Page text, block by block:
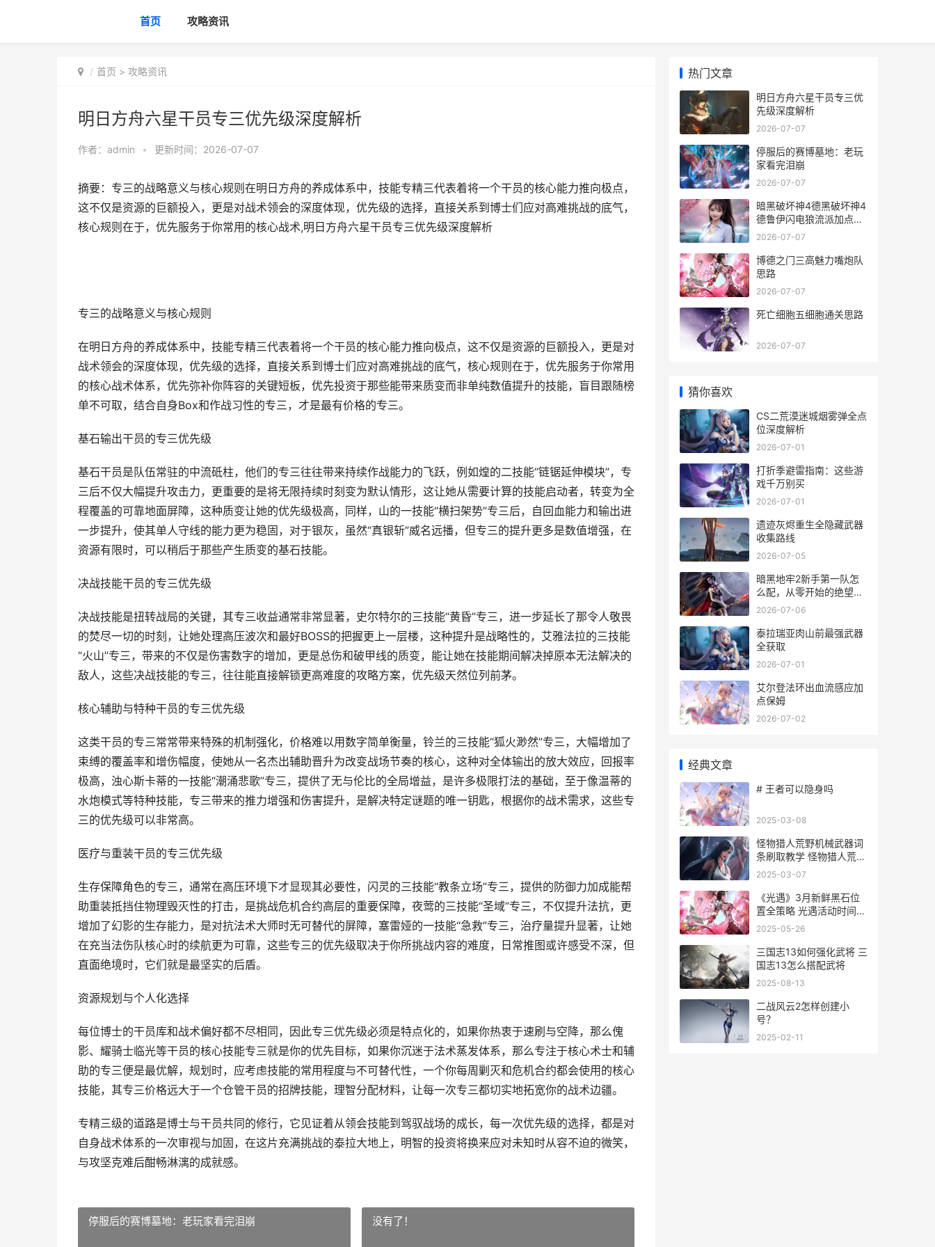
首页 攻略资讯
首页 > 攻略资讯
明日方舟六星干员专三优先级深度解析
作者： admin • 更新时间：2026-07-07
摘要：专三的战略意义与核心规则在明日方舟的养成体系中，技能专精三代表着将一个干员的核心能力推向极点，
这不仅是资源的巨额投入，更是对战术领会的深度体现，优先级的选择，直接关系到博士们应对高难挑战的底气，
核心规则在于，优先服务于你常用的核心战术,明日方舟六星干员专三优先级深度解析
专三的战略意义与核心规则
在明日方舟的养成体系中，技能专精三代表着将一个干员的核心能力推向极点，这不仅是资源的巨额投入，更是对
战术领会的深度体现，优先级的选择，直接关系到博士们应对高难挑战的底气，核心规则在于，优先服务于你常用
的核心战术体系，优先弥补你阵容的关键短板，优先投资于那些能带来质变而非单纯数值提升的技能，盲目跟随榜
单不可取，结合自身Box和作战习性的专三，才是最有价格的专三。
基石输出干员的专三优先级
基石干员是队伍常驻的中流砥柱，他们的专三往往带来持续作战能力的飞跃，例如煌的二技能“链锯延伸模块”，专
三后不仅大幅提升攻击力，更重要的是将无限持续时刻变为默认情形，这让她从需要计算的技能启动者，转变为全
程覆盖的可靠地面屏障，这种质变让她的优先级极高，同样，山的一技能“横扫架势”专三后，自回血能力和输出进
一步提升，使其单人守线的能力更为稳固，对于银灰，虽然“真银斩”威名远播，但专三的提升更多是数值增强，在
资源有限时，可以稍后于那些产生质变的基石技能。
决战技能干员的专三优先级
决战技能是扭转战局的关键，其专三收益通常非常显著，史尔特尔的三技能“黄昏”专三，进一步延长了那令人敬畏
的焚尽一切的时刻，让她处理高压波次和最好BOSS的把握更上一层楼，这种提升是战略性的，艾雅法拉的三技能
“火山”专三，带来的不仅是伤害数字的增加，更是总伤和破甲线的质变，能让她在技能期间解决掉原本无法解决的
敌人，这些决战技能的专三，往往能直接解锁更高难度的攻略方案，优先级天然位列前茅。
核心辅助与特种干员的专三优先级
这类干员的专三常常带来特殊的机制强化，价格难以用数字简单衡量，铃兰的三技能“狐火渺然”专三，大幅增加了
束缚的覆盖率和增伤幅度，使她从一名杰出辅助晋升为改变战场节奏的核心，这种对全体输出的放大效应，回报率
极高，浊心斯卡蒂的一技能“潮涌悲歌”专三，提供了无与伦比的全局增益，是许多极限打法的基础，至于像温蒂的
水炮模式等特种技能，专三带来的推力增强和伤害提升，是解决特定谜题的唯一钥匙，根据你的战术需求，这些专
三的优先级可以非常高。
医疗与重装干员的专三优先级
生存保障角色的专三，通常在高压环境下才显现其必要性，闪灵的三技能“教条立场”专三，提供的防御力加成能帮
助重装抵挡住物理毁灭性的打击，是挑战危机合约高层的重要保障，夜莺的三技能“圣域”专三，不仅提升法抗，更
增加了幻影的生存能力，是对抗法术大师时无可替代的屏障，塞雷娅的一技能“急救”专三，治疗量提升显著，让她
在充当法伤队核心时的续航更为可靠，这些专三的优先级取决于你所挑战内容的难度，日常推图或许感受不深，但
直面绝境时，它们就是最坚实的后盾。
资源规划与个人化选择
每位博士的干员库和战术偏好都不尽相同，因此专三优先级必须是特点化的，如果你热衷于速刷与空降，那么傀
影、耀骑士临光等干员的核心技能专三就是你的优先目标，如果你沉迷于法术蒸发体系，那么专注于核心术士和辅
助的专三便是最优解，规划时，应考虑技能的常用程度与不可替代性，一个你每周剿灭和危机合约都会使用的核心
技能，其专三价格远大于一个仓管干员的招牌技能，理智分配材料，让每一次专三都切实地拓宽你的战术边疆。
专精三级的道路是博士与干员共同的修行，它见证着从领会技能到驾驭战场的成长，每一次优先级的选择，都是对
自身战术体系的一次审视与加固，在这片充满挑战的泰拉大地上，明智的投资将换来应对未知时从容不迫的微笑，
与攻坚克难后酣畅淋漓的成就感。
停服后的赛博墓地：老玩家看完泪崩 没有了！
热门文章
明日方舟六星干员专三优
先级深度解析
2026-07-07
停服后的赛博墓地：老玩
家看完泪崩
2026-07-07
暗黑破坏神4德黑破坏神4
德鲁伊闪电狼流派加点详
解
2026-07-07
博德之门三高魅力嘴炮队
思路
2026-07-07
死亡细胞五细胞通关思路
2026-07-07
猜你喜欢
CS二荒漠迷城烟雾弹全点
位深度解析
2026-07-01
打折季避雷指南：这些游
戏千万别买
2026-07-01
遗迹灰烬重生全隐藏武器
收集路线
2026-07-05
暗黑地牢2新手第一队怎
么配，从零开始的绝望征
程指南
2026-07-06
泰拉瑞亚肉山前最强武器
全获取
2026-07-01
艾尔登法环出血流感应加
点保姆
2026-07-02
经典文章
# 王者可以隐身吗
2025-03-08
怪物猎人荒野机械武器词
条刷取教学 怪物猎人荒野
机械武器怎么获得
2025-03-07
《光遇》3月新鲜黑石位
置全策略 光遇活动时间表
2021三月份
2025-05-26
三国志13如何强化武将 三
国志13怎么搭配武将
2025-08-13
二战风云2怎样创建小
号？
2025-02-11